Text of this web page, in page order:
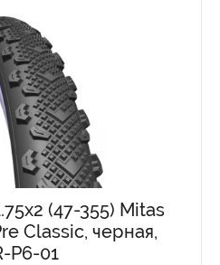
(47-355) Mitas
Classic, черная,
P6-01